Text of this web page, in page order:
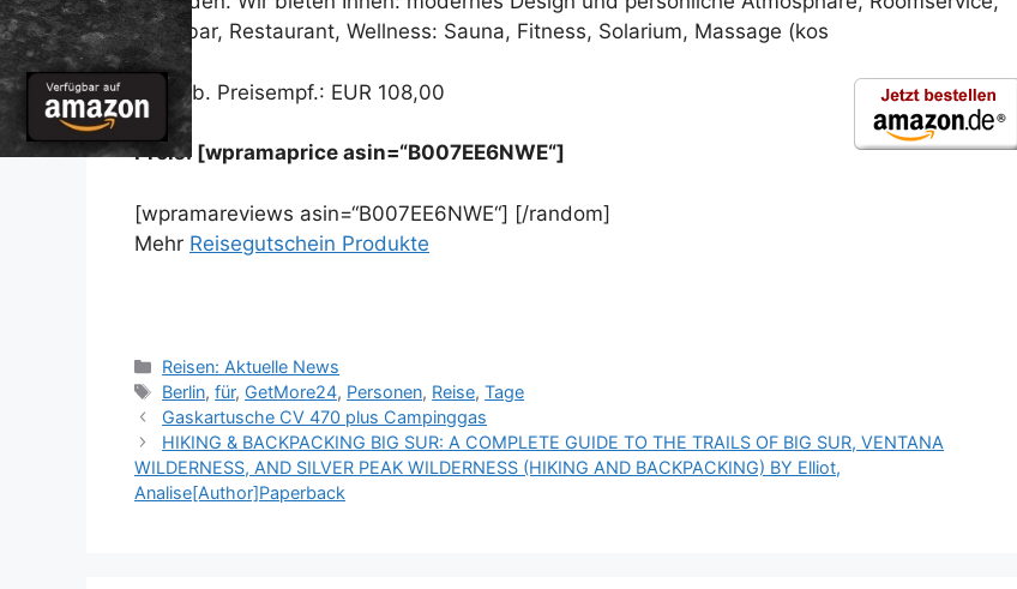
Hotelbar, Restaurant, Wellness: Sauna, Fitness, Solarium, Massage (kos
Unverb. Preisempf.: EUR 108,00
Preis: [wpramaprice asin=“B007EE6NWE“]
[wpramareviews asin=“B007EE6NWE“] [/random]
Mehr Reisegutschein Produkte
Kategorien
Reisen: Aktuelle News
Schlagwörter
Berlin,für, GetMore24, Personen, Reise,Tage
Gaskartusche CV 470 plus Campinggas
HIKING & BACKPACKING BIG SUR: A COMPLETE GUIDE TO THE TRAILS OF BIG SUR, VENTANA
WILDERNESS, AND SILVER PEAK WILDERNESS (HIKING AND BACKPACKING) BY Elliot,
Analise[Author]Paperback